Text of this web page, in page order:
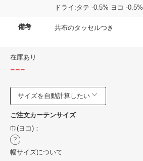
ドライ:タテ -0.5% ヨコ -0.5%
備考 共布のタッセルつき
在庫あり
---
サイズを自動計算したい
ご注文カーテンサイズ
巾(ヨコ)：
幅サイズについて